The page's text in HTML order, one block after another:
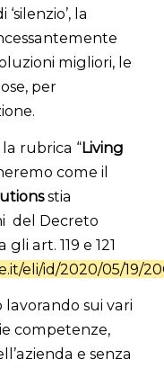
la
migliori, le
per
rubrica “Living
come il
stia
del Decreto
art. 119 e 121
eli/id/2020/05/19/
lavorando sui vari
competenze,
e senza